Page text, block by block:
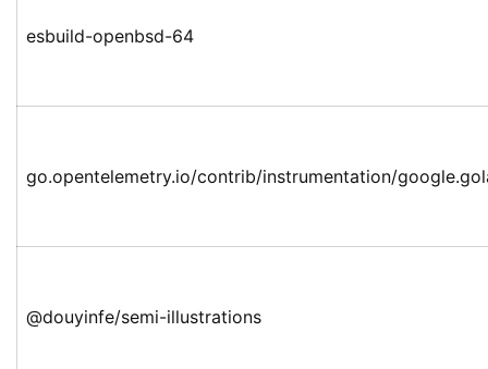
esbuild-openbsd-64
go.opentelemetry.io/contrib/instrumentation/
@douyinfe/semi-illustrations